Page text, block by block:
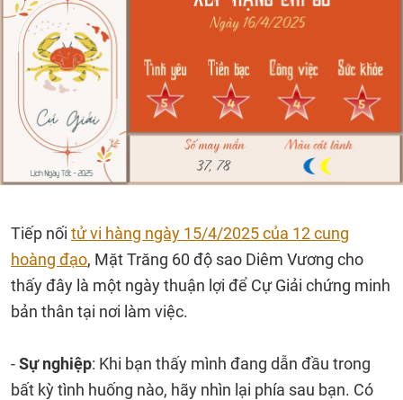
Tiếp nối tử vi hàng ngày 15/4/2025 của 12 cung
hoàng đạo, Mặt Trăng 60 độ sao Diêm Vương cho
thấy đây là một ngày thuận lợi để Cự Giải chứng minh
bản thân tại nơi làm việc.
-Sự nghiệp: Khi bạn thấy mình đang dẫn đầu trong
bất kỳ tình huống nào, hãy nhìn lại phía sau bạn. Có